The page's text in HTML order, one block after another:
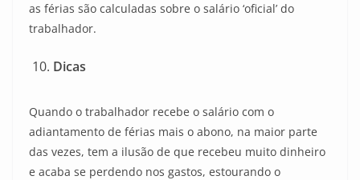
as férias são calculadas sobre o salário ‘oficial’ do
trabalhador.
Dicas
Quando o trabalhador recebe o salário com o
adiantamento de férias mais o abono, na maior parte
das vezes, tem a ilusão de que recebeu muito dinheiro
e acaba se perdendo nos gastos, estourando o